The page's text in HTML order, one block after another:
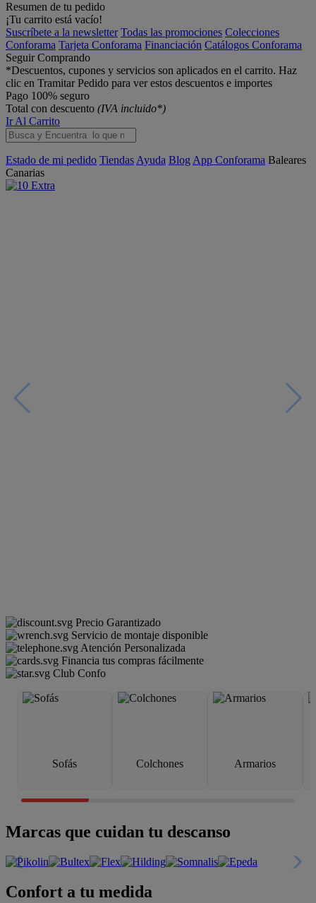
Resumen de tu pedido
¡Tu carrito está vacío!
Suscríbete a la newsletter Todas las promociones Colecciones
Conforama Tarjeta Conforama Financiación Catálogos Conforama
Seguir Comprando
*Descuentos, cupones y servicios son aplicados en el carrito. Haz
clic en Tramitar Pedido para ver estos descuentos e importes
Pago 100% seguro
Total con descuento (IVA incluido*)
Ir Al Carrito
Estado de mi pedido Tiendas Ayuda Blog App Conforama Baleares
Canarias
Precio Garantizado
Servicio de montaje disponible
Atención Personalizada
Financia tus compras fácilmente
Club Confo
Sofás Colchones Armarios
Marcas que cuidan tu descanso
Confort a tu medida